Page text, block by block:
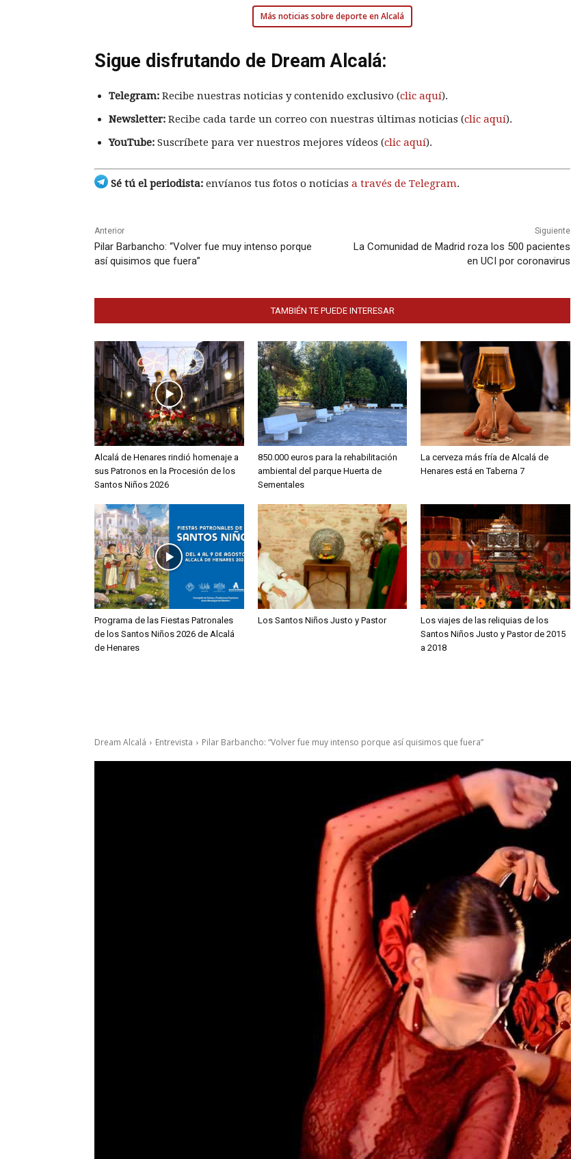
Más noticias sobre deporte en Alcalá
Sigue disfrutando de Dream Alcalá:
Telegram: Recibe nuestras noticias y contenido exclusivo (clic aquí).
Newsletter: Recibe cada tarde un correo con nuestras últimas noticias (clic aquí).
YouTube: Suscríbete para ver nuestros mejores vídeos (clic aquí).
Sé tú el periodista: envíanos tus fotos o noticias a través de Telegram.
Anterior
Pilar Barbancho: “Volver fue muy intenso porque
así quisimos que fuera”
Siguiente
La Comunidad de Madrid roza los 500 pacientes
en UCI por coronavirus
TAMBIÉN TE PUEDE INTERESAR
Alcalá de Henares rindió homenaje a
sus Patronos en la Procesión de los
Santos Niños 2026
850.000 euros para la rehabilitación
ambiental del parque Huerta de
Sementales
La cerveza más fría de Alcalá de
Henares está en Taberna 7
Programa de las Fiestas Patronales
de los Santos Niños 2026 de Alcalá
de Henares
Los Santos Niños Justo y Pastor
Los viajes de las reliquias de los
Santos Niños Justo y Pastor de 2015
a 2018